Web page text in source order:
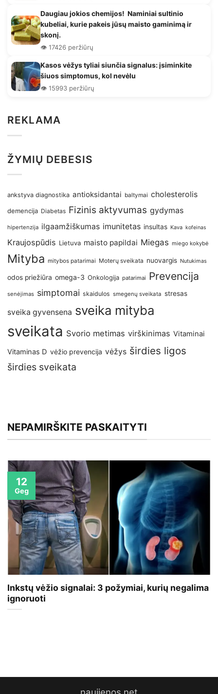
Daugiau jokios chemijos! Naminiai sultinio
kubeliai, kurie pakeis jūsų maisto gaminimą ir
skonį.
👁️ 17426 peržiūrų
Kasos vėžys tyliai siunčia signalus: įsiminkite
šiuos simptomus, kol nevėlu
👁️ 15993 peržiūrų
REKLAMA
ŽYMIŲ DEBESIS
ankstyva diagnostika antioksidantai baltymai cholesterolis
demencija Diabetas Fizinis aktyvumas gydymas
hipertenzija ilgaamžiškumas imunitetas insultas Kava kofeinas
Kraujospūdis Lietuva maisto papildai Miegas miego kokybė
Mityba mitybos patarimai Moterų sveikata nuovargis Nutukimas
odos priežiūra omega-3 Onkologija patarimai Prevencija
senėjimas simptomai skaidulos smegenų sveikata stresas
sveika gyvensena sveika mityba
sveikata Svorio metimas virškinimas Vitaminai
Vitaminas D vėžio prevencija vėžys širdies ligos
širdies sveikata
NEPAMIRŠKITE PASKAITYTI
Inkstų vėžio signalai: 3 požymiai, kurių negalima
ignoruoti
12
Geg